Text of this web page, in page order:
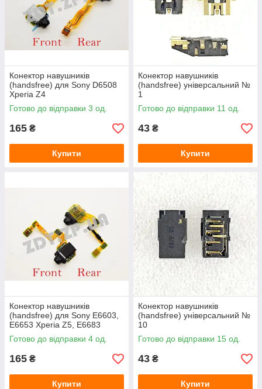
Конектор навушників
(handsfree) для Sony D6508
Xperia Z4
Готово до відправки 3 од.
165 ₴
Купити
Конектор навушників
(handsfree) універсальний №
1
Готово до відправки 11 од.
43 ₴
Купити
Конектор навушників
(handsfree) для Sony E6603,
E6653 Xperia Z5, E6683
Готово до відправки 4 од.
165 ₴
Купити
Конектор навушників
(handsfree) універсальний №
10
Готово до відправки 15 од.
43 ₴
Купити